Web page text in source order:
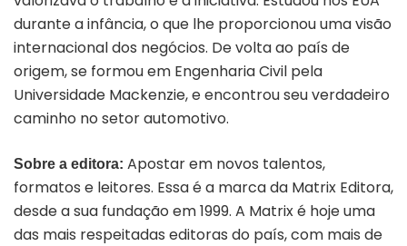
durante a infância, o que lhe proporcionou uma visão
internacional dos negócios. De volta ao país de
origem, se formou em Engenharia Civil pela
Universidade Mackenzie, e encontrou seu verdadeiro
caminho no setor automotivo.
Sobre a editora: Apostar em novos talentos,
formatos e leitores. Essa é a marca da Matrix Editora,
desde a sua fundação em 1999. A Matrix é hoje uma
das mais respeitadas editoras do país, com mais de